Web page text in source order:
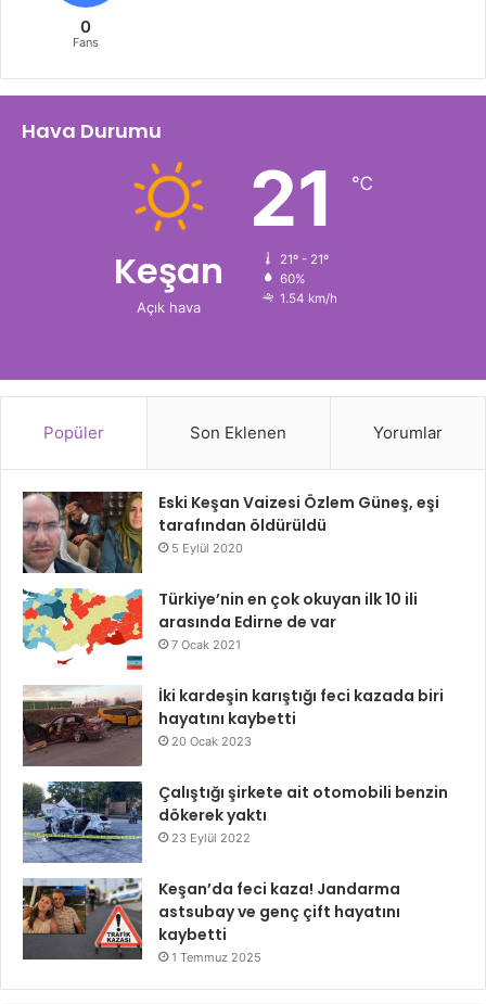
0
Fans
Hava Durumu
Keşan
Açık hava
21 ℃
21º - 21º
60%
1.54 km/h
Popüler Son Eklenen Yorumlar
Eski Keşan Vaizesi Özlem Güneş, eşi
tarafından öldürüldü
5 Eylül 2020
Türkiye’nin en çok okuyan ilk 10 ili
arasında Edirne de var
7 Ocak 2021
İki kardeşin karıştığı feci kazada biri
hayatını kaybetti
20 Ocak 2023
Çalıştığı şirkete ait otomobili benzin
dökerek yaktı
23 Eylül 2022
Keşan’da feci kaza! Jandarma
astsubay ve genç çift hayatını
kaybetti
1 Temmuz 2025